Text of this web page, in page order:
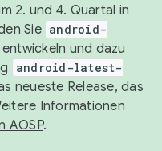
2. und 4. Quartal in
Sie android-
entwickeln und dazu
android-latest-
neueste Release, das
Informationen
AOSP.